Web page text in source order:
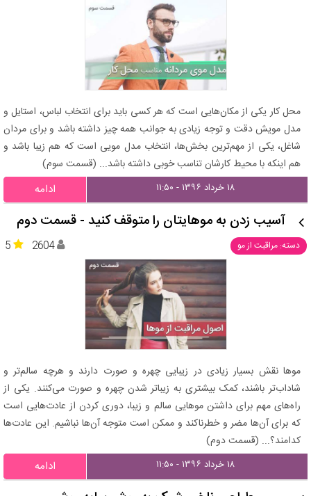
محل کار یکی از مکان‌هایی است که هر کسی باید برای انتخاب لباس، استایل و
مدل مویش دقت و توجه زیادی به جوانب همه چیز داشته باشد و برای مردان
شاغل، یکی از مهم‌ترین بخش‌ها، انتخاب مدل مویی است که هم زیبا باشد و
هم اینکه با محیط کارشان تناسب خوبی داشته باشد... (قسمت سوم)
۱۸ خرداد ۱۳۹۶ - ۱۱:۵۰ ادامه
آسیب زدن به موهایتان را متوقف کنید - قسمت دوم
دسته: مراقبت از مو 5 2604
موها نقش بسیار زیادی در زیبایی چهره و صورت دارند و هرچه سالم‌تر و
شاداب‌تر باشند، کمک بیشتری به زیباتر شدن چهره و صورت می‌کنند. یکی از
راه‌های مهم برای داشتن موهایی سالم و زیبا، دوری کردن از عادت‌هایی است
که برای آن‌ها مضر و خطرناکند و ممکن است متوجه آن‌ها نباشیم. این عادت‌ها
کدامند؟... (قسمت دوم)
۱۸ خرداد ۱۳۹۶ - ۱۱:۵۰ ادامه